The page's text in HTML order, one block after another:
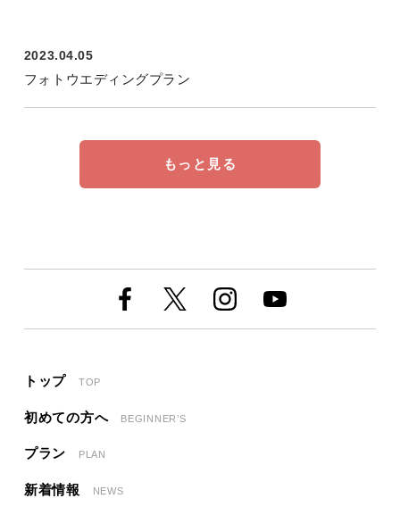
2023.04.05
フォトウエディングプラン
もっと見る
トップ TOP
初めての方へ BEGINNER’S
プラン PLAN
新着情報 NEWS